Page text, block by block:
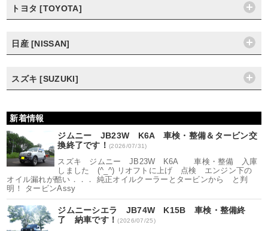
トヨタ [TOYOTA]
日産 [NISSAN]
スズキ [SUZUKI]
新着情報
ジムニー JB23W K6A 車検・整備＆タービン交
換終了です！(2026/07/31)
スズキ ジムニー JB23W K6A 車検・整備 入庫
しました (^_^) リオフトに上げ 点検 エンジン下の
オイル漏れが酷い．．． 純正オイルクーラーとタービンから と判
明！ タービンAssy
ジムニーシエラ JB74W K15B 車検・整備終
了 納車です！(2026/07/25)